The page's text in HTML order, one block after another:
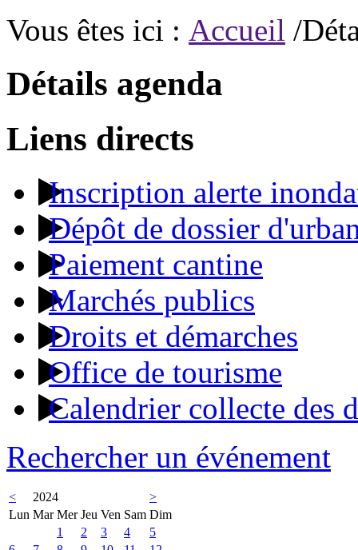
Vous êtes ici : Accueil /
Détails agenda
Liens directs
Inscription alerte
Dépôt de dossier
Paiement cantine
Marchés publics
Droits et démarches
Office de tourisme
Calendrier collecte des
Rechercher un événement
< 2024
>
Lun Mar Mer Jeu Ven Sam Dim
1
2 3 4
5